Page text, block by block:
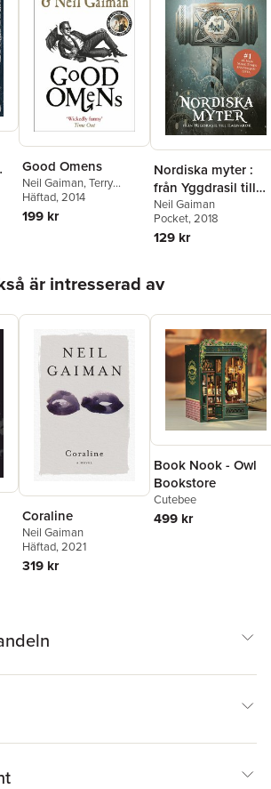
Good Omens
Neil Gaiman,Terry
Pratchett
Häftad, 2014
199 kr
Nordiska myter :
från Yggdrasil till
Ragnarök
Neil Gaiman
Pocket, 2018
129 kr
är intresserad av
Coraline
Neil Gaiman
Häftad, 2021
319 kr
Book Nook - Owl
Bookstore
Cutebee
499 kr